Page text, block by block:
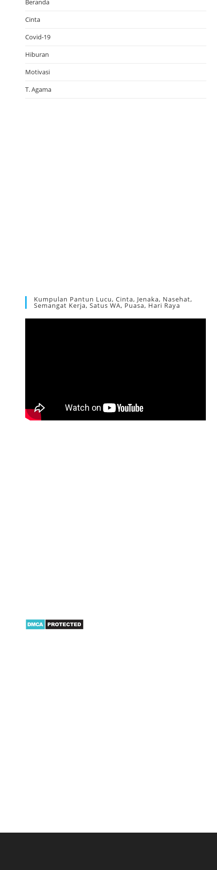
Beranda
Cinta
Covid-19
Hiburan
Motivasi
T. Agama
Kumpulan Pantun Lucu, Cinta, Jenaka, Nasehat,
Semangat Kerja, Satus WA, Puasa, Hari Raya